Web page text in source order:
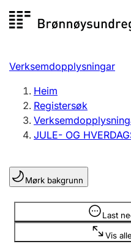
Registersøk
Aksjeselskap
Enkeltpersonføretak
Registrere, endre, slette
Lag og foreining
Registrere, endre, slette
Verksemdopplysningar
Heim
Registersøk
JULE- OG
Mørk bakgrunn
Last
Vis
Opplysninger er skjult